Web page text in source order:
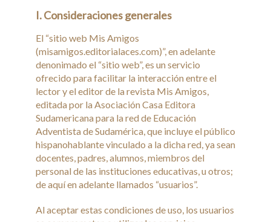
Secciones
Tiendita
Docentes
I. Consideraciones generales
El “sitio web Mis Amigos
(misamigos.editorialaces.com)”, en adelante
denonimado el “sitio web”, es un servicio
ofrecido para facilitar la interacción entre el
lector y el editor de la revista Mis Amigos,
editada por la Asociación Casa Editora
Sudamericana para la red de Educación
Adventista de Sudamérica, que incluye el público
hispanohablante vinculado a la dicha red, ya sean
docentes, padres, alumnos, miembros del
personal de las instituciones educativas, u otros;
de aquí en adelante llamados “usuarios”.
Al aceptar estas condiciones de uso, los usuarios